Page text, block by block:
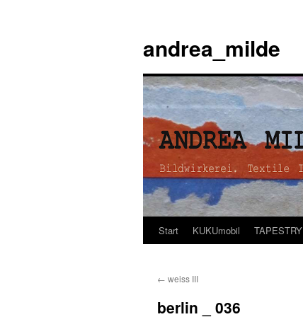
andrea_milde
Zum
springen
Start KUKUmobil TAPESTRY
← weiss III
berlin _ 036